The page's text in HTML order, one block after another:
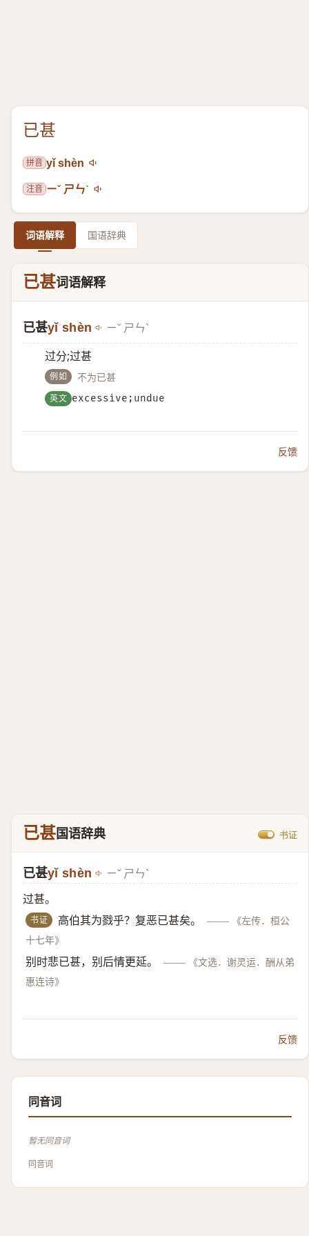
已甚
拼音 yǐ shèn
注音 ㄧˇ ㄕㄣˋ
词语解释 国语辞典
已甚词语解释
已甚yǐ shèn ㄧˇ ㄕㄣˋ
过分;过甚
例如 不为已甚
英文 excessive;undue
反馈
已甚国语辞典 书证
已甚yǐ shèn ㄧˇ ㄕㄣˋ
过甚。
书证 高伯其为戮乎？复恶已甚矣。 ——
《左传．桓公
十七年》
别时悲已甚，别后情更延。 ——
《文选．谢灵运．酬从弟
惠连诗》
反馈
同音词
暂无同音词
同音词